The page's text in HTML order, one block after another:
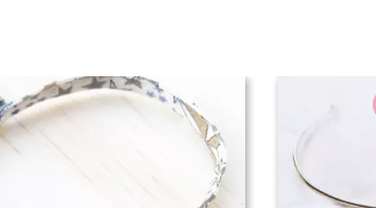
RUPTURE DE STOCK